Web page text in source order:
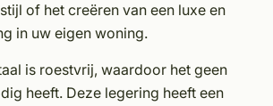
of het creëren van een luxe en
in uw eigen woning.
is roestvrij, waardoor het geen
heeft. Deze legering heeft een